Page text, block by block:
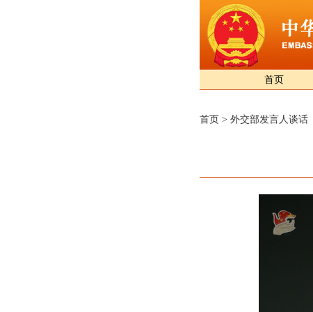
首页
首页 > 外交部发言人谈话